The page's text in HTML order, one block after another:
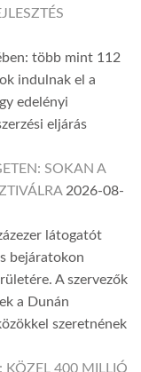
több mint 112
indulnak el a
edelényi
eljárás
SOKAN A
2026-08-
látogatót
bejáratokon
A szervezők
a Dunán
szeretnének
KÖZEL 400 MILLIÓ